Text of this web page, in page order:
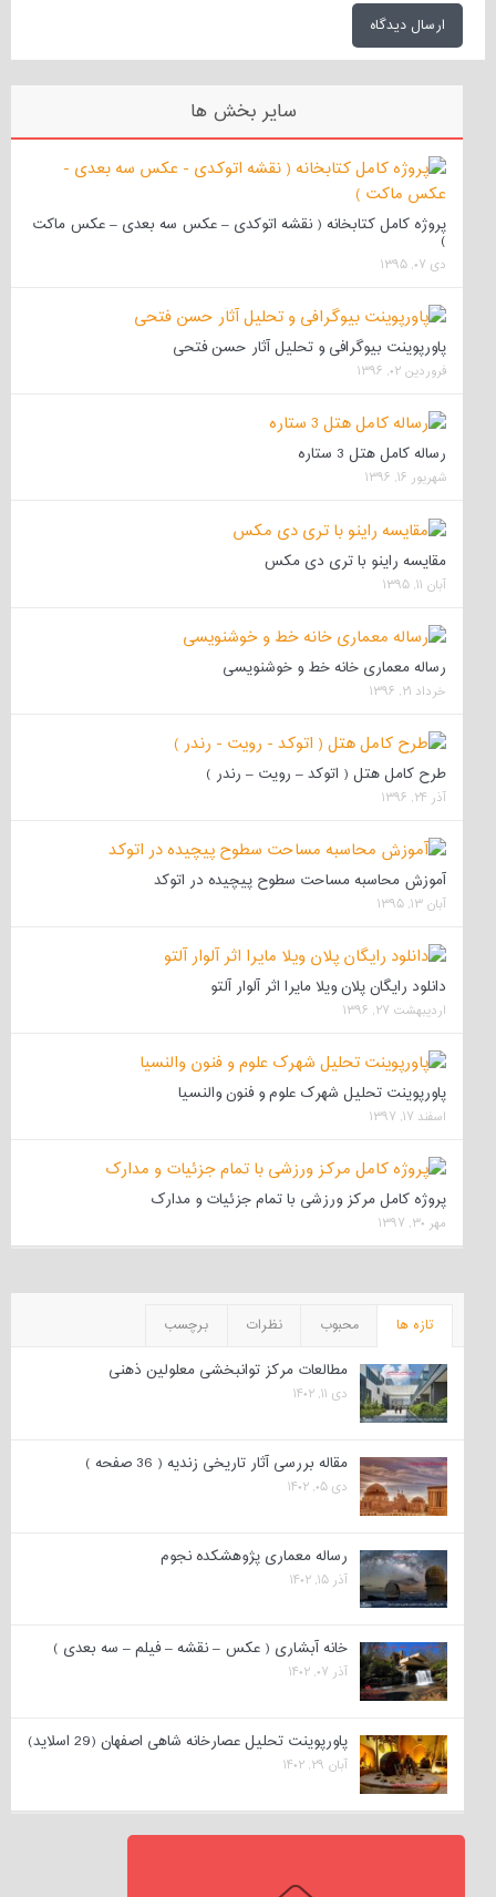
سایر بخش ها
پروژه کامل کتابخانه ( نقشه اتوکدی – عکس سه بعدی – عکس ماکت
)
دی ۰۷, ۱۳۹۵
پاورپوینت بیوگرافی و تحلیل آثار حسن فتحی
فروردین ۰۲, ۱۳۹۶
رساله کامل هتل 3 ستاره
شهریور ۱۶, ۱۳۹۶
مقایسه راینو با تری دی مکس
آبان ۱۱, ۱۳۹۵
رساله معماری خانه خط و خوشنویسی
خرداد ۲۱, ۱۳۹۶
طرح کامل هتل ( اتوکد – رویت – رندر )
آذر ۲۴, ۱۳۹۶
آموزش محاسبه مساحت سطوح پیچیده در اتوکد
آبان ۱۳, ۱۳۹۵
دانلود رایگان پلان ویلا مایرا اثر آلوار آلتو
اردیبهشت ۲۷, ۱۳۹۶
پاورپوینت تحلیل شهرک علوم و فنون والنسیا
اسفند ۱۷, ۱۳۹۷
پروژه کامل مرکز ورزشی با تمام جزئیات و مدارک
مهر ۳۰, ۱۳۹۷
تازه ها محبوب نظرات برچسب
مطالعات مرکز توانبخشی معلولین ذهنی
دی ۱۱, ۱۴۰۲
مقاله بررسی آثار تاریخی زندیه ( 36 صفحه )
دی ۰۵, ۱۴۰۲
رساله معماری پژوهشکده نجوم
آذر ۱۵, ۱۴۰۲
خانه آبشاری ( عکس – نقشه – فیلم – سه بعدی )
آذر ۰۷, ۱۴۰۲
پاورپوینت تحلیل عصارخانه شاهی اصفهان (29 اسلاید)
آبان ۲۹, ۱۴۰۲